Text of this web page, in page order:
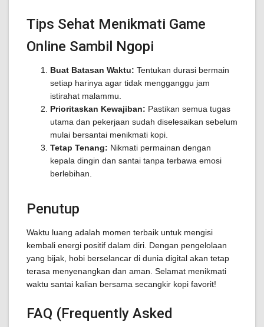
Tips Sehat Menikmati Game
Online Sambil Ngopi
Buat Batasan Waktu: Tentukan durasi bermain
setiap harinya agar tidak mengganggu jam
istirahat malammu.
Prioritaskan Kewajiban: Pastikan semua tugas
utama dan pekerjaan sudah diselesaikan sebelum
mulai bersantai menikmati kopi.
Tetap Tenang: Nikmati permainan dengan
kepala dingin dan santai tanpa terbawa emosi
berlebihan.
Penutup
Waktu luang adalah momen terbaik untuk mengisi
kembali energi positif dalam diri. Dengan pengelolaan
yang bijak, hobi berselancar di dunia digital akan tetap
terasa menyenangkan dan aman. Selamat menikmati
waktu santai kalian bersama secangkir kopi favorit!
FAQ (Frequently Asked